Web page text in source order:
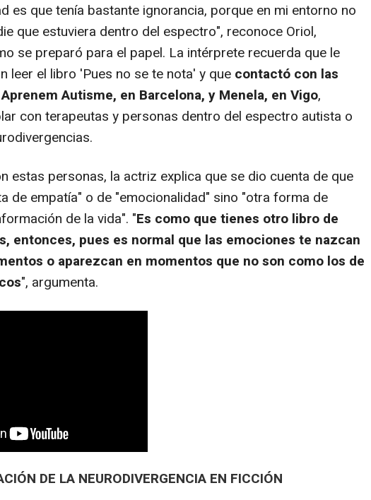
es que tenía bastante ignorancia, porque en mi entorno no
que estuviera dentro del espectro", reconoce Oriol,
se preparó para el papel. La intérprete recuerda que le
leer el libro 'Pues no se te nota' y que contactó con las
Autisme, en Barcelona, y Menela, en Vigo,
con terapeutas y personas dentro del espectro autista o
estas personas, la actriz explica que se dio cuenta de que
de empatía" o de "emocionalidad" sino "otra forma de
de la vida". "Es como que tienes otro libro de
entonces, pues es normal que las emociones te nazcan
o aparezcan en momentos que no son como los de
", argumenta.
DE LA NEURODIVERGENCIA EN FICCIÓN